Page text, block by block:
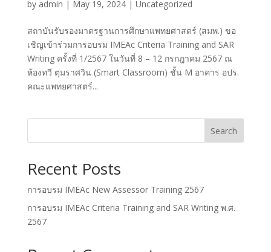
by admin | May 19, 2024| Uncategorized
สถาบันรับรองมาตรฐานการศึกษาแพทยศาสตร์ (สมพ.) ขอ
เชิญเข้าร่วมการอบรม IMEAc Criteria Training and SAR
Writing ครั้งที่ 1/2567 ในวันที่ 8 – 12 กรกฎาคม 2567 ณ
ห้องทวี ตุมราศวิน (Smart Classroom) ชั้น M อาคาร อปร.
คณะแพทยศาสตร์...
Search
Recent Posts
การอบรม IMEAc New Assessor Training 2567
การอบรม IMEAc Criteria Training and SAR Writing พ.ศ.
2567